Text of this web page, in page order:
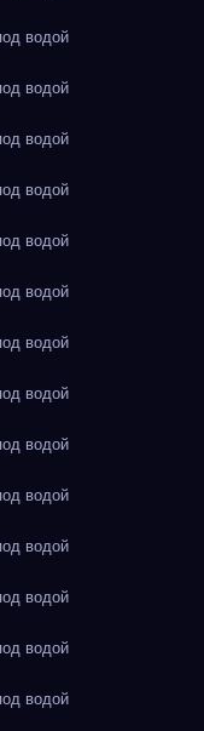
водой
водой
водой
водой
водой
водой
водой
водой
водой
водой
водой
водой
водой
водой